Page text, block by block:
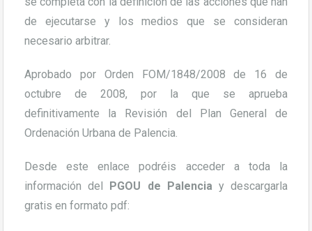
de ejecutarse y los medios que se consideran
necesario arbitrar.
Aprobado por Orden FOM/1848/2008 de 16 de
octubre de 2008, por la que se aprueba
definitivamente la Revisión del Plan General de
Ordenación Urbana de Palencia.
Desde este enlace podréis acceder a toda la
información del PGOU de Palencia y descargarla
gratis en formato pdf: